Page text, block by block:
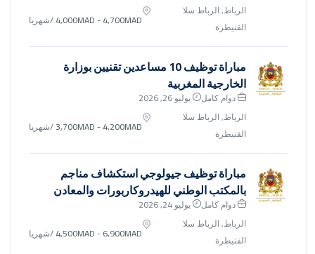
الرباط, الرباط سلا
القنيطرة
4,000MAD - 4,700MAD/شهريا
مباراة توظيف 10 مساعدين تقنيين بوزارة
الخارجية المغربية
دوام كامل
يوليو 26, 2026
الرباط, الرباط سلا
القنيطرة
3,700MAD - 4,200MAD/شهريا
مباراة توظيف جيولوجي استكشاف مناجم
بالمكتب الوطني للهيدروكاربورات والمعادن
دوام كامل
يوليو 24, 2026
الرباط, الرباط سلا
القنيطرة
4,500MAD - 6,900MAD/شهريا